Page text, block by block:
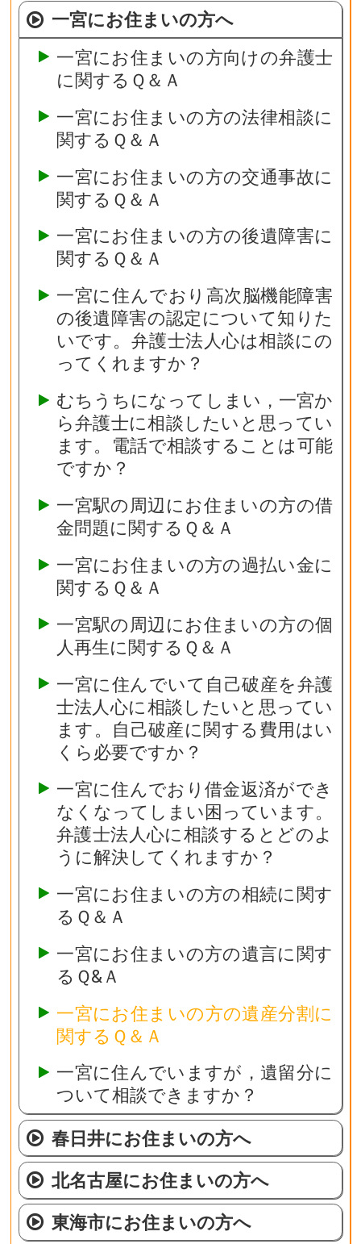
一宮にお住まいの方へ
一宮にお住まいの方向けの弁護士
に関するＱ＆Ａ
一宮にお住まいの方の法律相談に
関するＱ＆Ａ
一宮にお住まいの方の交通事故に
関するＱ＆Ａ
一宮にお住まいの方の後遺障害に
関するＱ＆Ａ
一宮に住んでおり高次脳機能障害
の後遺障害の認定について知りた
いです。弁護士法人心は相談にの
ってくれますか？
むちうちになってしまい，一宮か
ら弁護士に相談したいと思ってい
ます。電話で相談することは可能
ですか？
一宮駅の周辺にお住まいの方の借
金問題に関するＱ＆Ａ
一宮にお住まいの方の過払い金に
関するＱ＆Ａ
一宮駅の周辺にお住まいの方の個
人再生に関するＱ＆Ａ
一宮に住んでいて自己破産を弁護
士法人心に相談したいと思ってい
ます。自己破産に関する費用はい
くら必要ですか？
一宮に住んでおり借金返済ができ
なくなってしまい困っています。
弁護士法人心に相談するとどのよ
うに解決してくれますか？
一宮にお住まいの方の相続に関す
るＱ＆Ａ
一宮にお住まいの方の遺言に関す
るＱ&Ａ
一宮にお住まいの方の遺産分割に
関するＱ＆Ａ
一宮に住んでいますが，遺留分に
ついて相談できますか？
春日井にお住まいの方へ
北名古屋にお住まいの方へ
東海市にお住まいの方へ